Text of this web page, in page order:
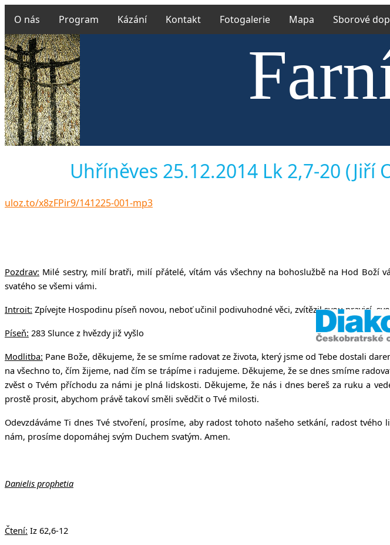
O nás Program Kázání Kontakt Fotogalerie Mapa Sborové
v
Uhříněves 25.12.2014 Lk 2,7-20
uloz.to/x8zFPir9/141225-001-mp3
Pozdrav: Milé sestry, milí bratři, milí přátelé, vítám vás všechny na bohoslužbě na Hod Boží
svatého se všemi vámi.
Introit: Zpívejte Hospodinu píseň novou, neboť učinil podivuhodné věci, zvítězil svou pravicí,
Píseň: 283 Slunce z hvězdy již vyšlo
Modlitba: Pane Bože, děkujeme, že se smíme radovat ze života, který jsme od Tebe dostali
na všechno to, čím žijeme, nad čím se trápíme i radujeme. Děkujeme, že se dnes smíme
zvěst o Tvém příchodu za námi je plná lidskosti. Děkujeme, že nás i dnes bereš za ruku a
prostě prosit, abychom právě takoví směli svědčit o Tvé milosti.
Odevzdáváme Ti dnes Tvé stvoření, prosíme, aby radost tohoto našeho setkání, radost
nám, prosíme dopomáhej svým Duchem svatým. Amen.
Danielis prophetia
Čtení: Iz 62,6-12